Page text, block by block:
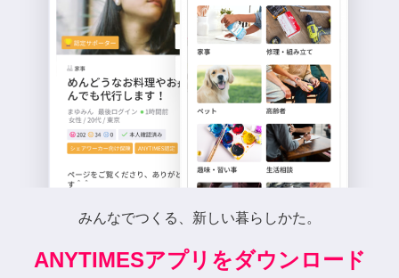
みんなでつくる、新しい暮らしかた。
ANYTIMESアプリをダウンロード